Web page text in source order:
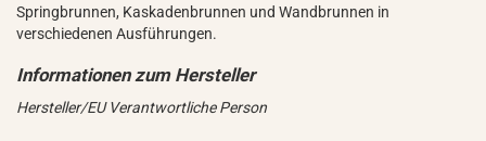
Springbrunnen, Kaskadenbrunnen und Wandbrunnen in
verschiedenen Ausführungen.
Hersteller/EU Verantwortliche Person